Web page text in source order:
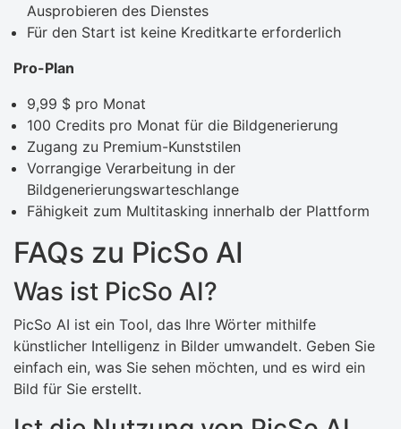
Ausprobieren des Dienstes
Für den Start ist keine Kreditkarte erforderlich
Pro-Plan
9,99 $ pro Monat
100 Credits pro Monat für die Bildgenerierung
Zugang zu Premium-Kunststilen
Vorrangige Verarbeitung in der
Bildgenerierungswarteschlange
Fähigkeit zum Multitasking innerhalb der Plattform
FAQs zu PicSo AI
Was ist PicSo AI?
PicSo AI ist ein Tool, das Ihre Wörter mithilfe
künstlicher Intelligenz in Bilder umwandelt. Geben Sie
einfach ein, was Sie sehen möchten, und es wird ein
Bild für Sie erstellt.